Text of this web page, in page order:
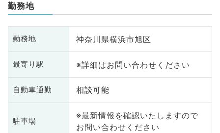
勤務地
勤務地 神奈川県横浜市旭区
最寄り駅 ※詳細はお問い合わせください
自動車通勤 相談可能
駐車場
※最新情報を確認いたしますので
お問い合わせください